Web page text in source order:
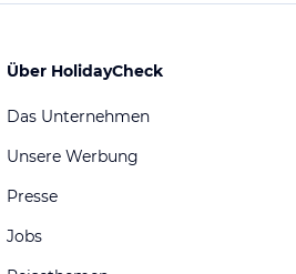
Über HolidayCheck
Das Unternehmen
Unsere Werbung
Presse
Jobs